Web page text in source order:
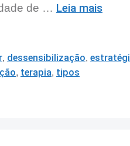
de … Leia mais
, dessensibilização,
, terapia, tipos